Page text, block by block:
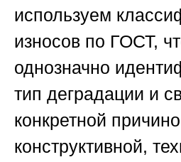
используем
износов по ГОСТ,
однозначно
тип деградации и
конкретной
конструктивной,